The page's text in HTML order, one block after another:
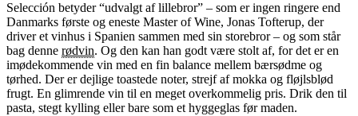
Selección betyder “udvalgt af lillebror” – som er ingen ringere end
Danmarks første og eneste Master of Wine, Jonas Tofterup, der
driver et vinhus i Spanien sammen med sin storebror – og som står
bag denne rødvin. Og den kan han godt være stolt af, for det er en
imødekommende vin med en fin balance mellem bærsødme og
tørhed. Der er dejlige toastede noter, strejf af mokka og fløjlsblød
frugt. En glimrende vin til en meget overkommelig pris. Drik den til
pasta, stegt kylling eller bare som et hyggeglas før maden.